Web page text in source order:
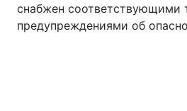
снабжен соответствующими
предупреждениями об